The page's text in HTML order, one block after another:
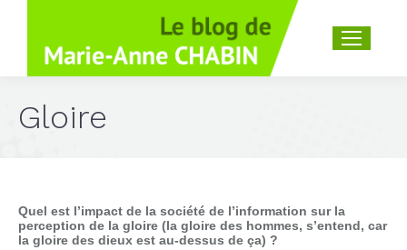
Recherche
Gloire
Quel est l’impact de la société de l’information sur la
perception de la gloire (la gloire des hommes, s’entend, car
la gloire des dieux est au-dessus de ça) ?